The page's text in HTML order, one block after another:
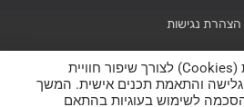
הצהרת נגישות
Powered by
להעתיק תוכן (טקסט ותמונות) מהאתר!
האתר משתמש בעוגיות (Cookies) לצורך שיפור חוויית
והתאמת תכנים אישית. המשך
לשימוש בעוגיות בהתאם